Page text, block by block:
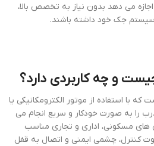
می دهد بدون نیاز به تخصص بالا،
سیستم جک خود داشته باشند.
و چه کاربردی دارد؟
با استفاده از موتور الکترومکانیکی یا
را به صورت خودکار و سریع انجام می
مسکونی، اداری و تجاری مناسب
کنترل، چشمی ایمنی و اتصال به قفل